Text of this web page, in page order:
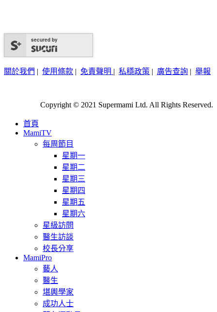
secured by
關於我們 | 使用條款 | 免責聲明 | 私穩政策 | 廣告查詢 | 舉報
Copyright © 2021 Supermami Ltd. All Rights Reserved.
首頁
MamiTV
每周節目
星期一
星期二
星期三
星期四
星期五
星期六
星級訪問
醫生訪談
校長分享
MamiPro
藝人
醫生
堪輿學家
成功人士